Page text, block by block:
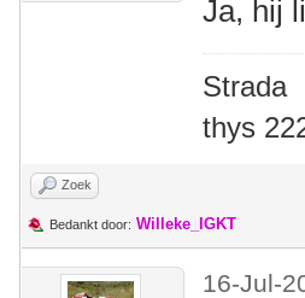
Ja, hij
Strada
thys
Zoek
Bedankt door: Willeke_IGKT
16-Jul-